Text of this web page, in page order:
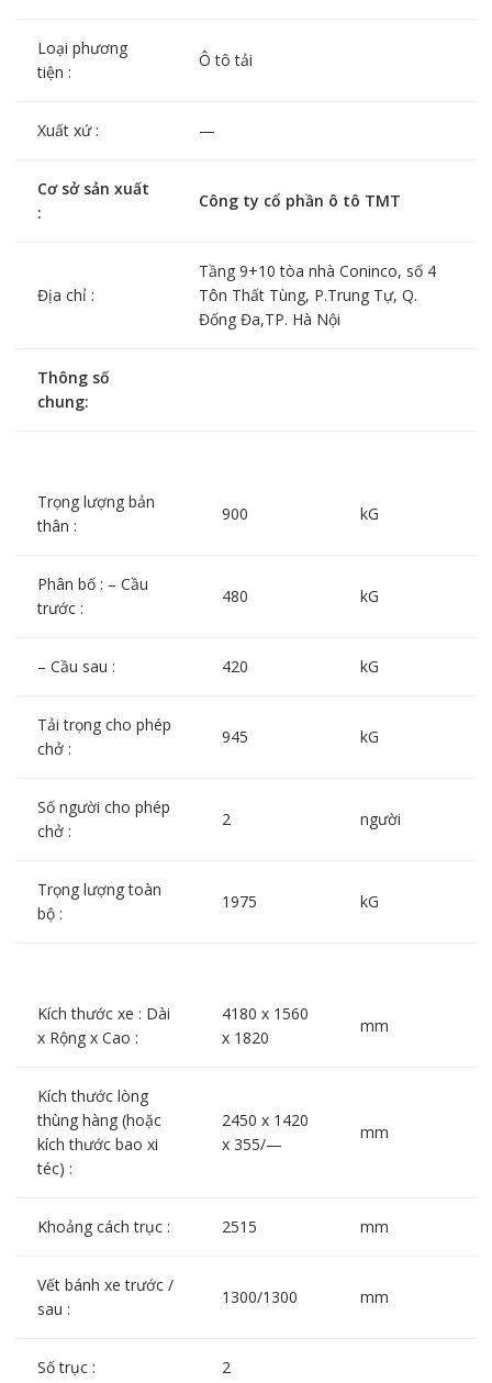
Loại phương
tiện :
Ô tô tải
Xuất xứ : —
Cơ sở sản xuất
:
Công ty cổ phần ô tô TMT
Địa chỉ :
Tầng 9+10 tòa nhà Coninco, số 4
Tôn Thất Tùng, P.Trung Tự, Q.
Đống Đa,TP. Hà Nội
Thông số
chung:
Trọng lượng bản
thân :
900 kG
Phân bố : – Cầu
trước :
480 kG
– Cầu sau : 420 kG
Tải trọng cho phép
chở :
945 kG
Số người cho phép
chở :
2 người
Trọng lượng toàn
bộ :
1975 kG
Kích thước xe : Dài
x Rộng x Cao :
4180 x 1560
x 1820
mm
Kích thước lòng
thùng hàng (hoặc
kích thước bao xi
téc) :
2450 x 1420
x 355/—
mm
Khoảng cách trục : 2515 mm
Vết bánh xe trước /
sau :
1300/1300 mm
Số trục : 2